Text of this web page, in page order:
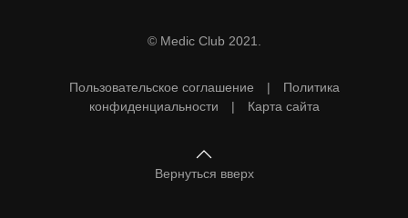
© Medic Club 2021.
Пользовательское соглашение | Политика
конфиденциальности | Карта сайта
Вернуться вверх